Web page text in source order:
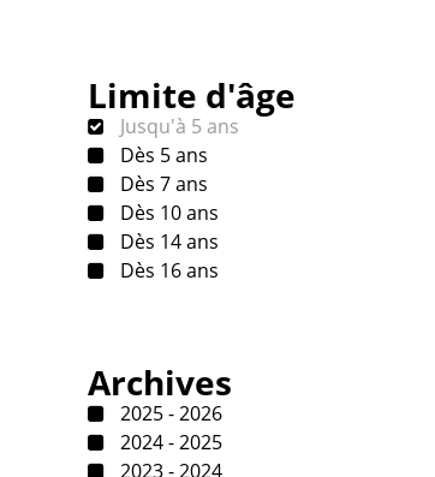
Limite d'âge
Jusqu'à 5 ans
Dès 5 ans
Dès 7 ans
Dès 10 ans
Dès 14 ans
Dès 16 ans
Archives
2025 - 2026
2024 - 2025
2023 - 2024